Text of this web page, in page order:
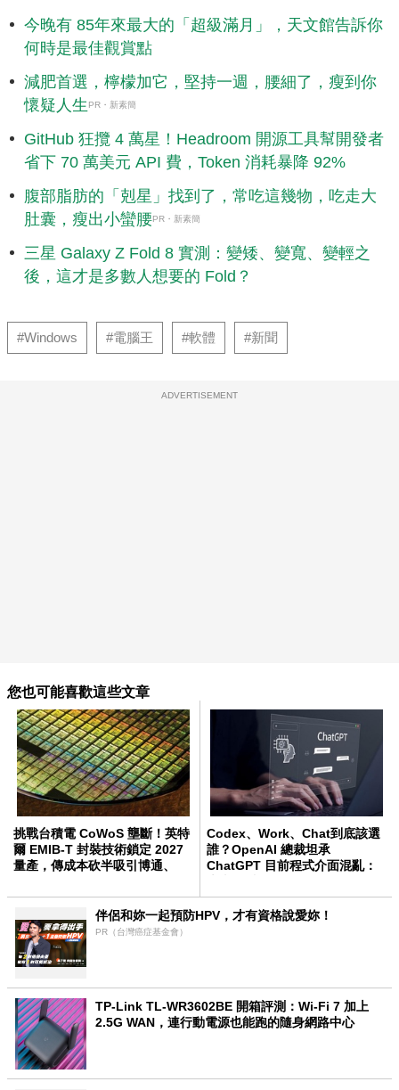
今晚有 85年來最大的「超級滿月」，天文館告訴你
何時是最佳觀賞點
減肥首選，檸檬加它，堅持一週，腰細了，瘦到你
懷疑人生 PR・新素簡
GitHub 狂攬 4 萬星！Headroom 開源工具幫開發者
省下 70 萬美元 API 費，Token 消耗暴降 92%
腹部脂肪的「剋星」找到了，常吃這幾物，吃走大
肚囊，瘦出小蠻腰PR・新素簡
三星 Galaxy Z Fold 8 實測：變矮、變寬、變輕之
後，這才是多數人想要的 Fold？
#Windows #電腦王 #軟體 #新聞
ADVERTISEMENT
您也可能喜歡這些文章
挑戰台積電 CoWoS 壟斷！英特
爾 EMIB-T 封裝技術鎖定 2027
量產，傳成本砍半吸引博通、
Codex、Work、Chat到底該選
誰？OpenAI 總裁坦承
ChatGPT 目前程式介面混亂：
伴侶和妳一起預防HPV，才有資格說愛妳！
PR（台灣癌症基金會）
TP-Link TL-WR3602BE 開箱評測：Wi-Fi 7 加上
2.5G WAN，連行動電源也能跑的隨身網路中心